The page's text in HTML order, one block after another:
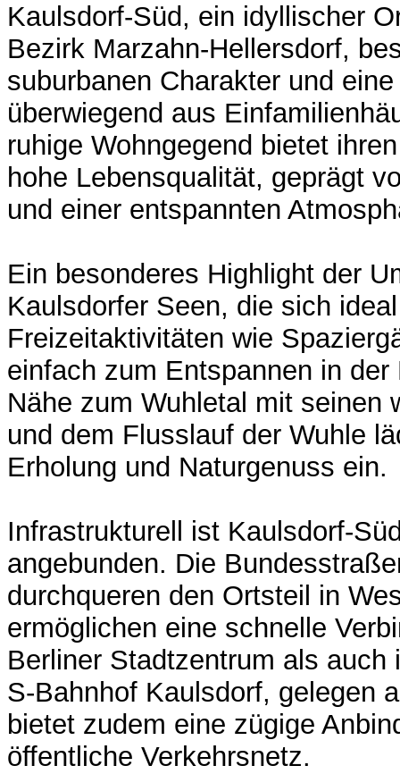
Kaulsdorf-Süd, ein idyllischer
Bezirk Marzahn-Hellersdorf,
suburbanen Charakter und
überwiegend aus
ruhige Wohngegend bietet
hohe Lebensqualität, geprägt
und einer entspannten
Ein besonderes Highlight der
Kaulsdorfer Seen, die sich
Freizeitaktivitäten wie
einfach zum Entspannen in der
Nähe zum Wuhletal mit seinen
und dem Flusslauf der Wuhle
Erholung und Naturgenuss ein.
Infrastrukturell ist Kaulsdorf-
angebunden. Die
durchqueren den Ortsteil in
ermöglichen eine schnelle
Berliner Stadtzentrum als auch
S-Bahnhof Kaulsdorf, gelegen
bietet zudem eine zügige
öffentliche Verkehrsnetz.